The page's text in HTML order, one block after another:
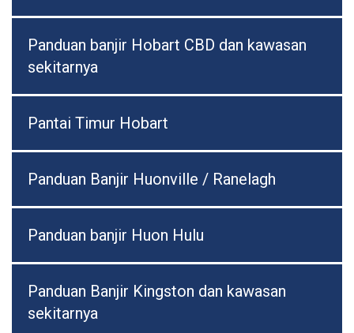
Panduan banjir Hobart CBD dan kawasan
sekitarnya
Pantai Timur Hobart
Panduan Banjir Huonville / Ranelagh
Panduan banjir Huon Hulu
Panduan Banjir Kingston dan kawasan
sekitarnya